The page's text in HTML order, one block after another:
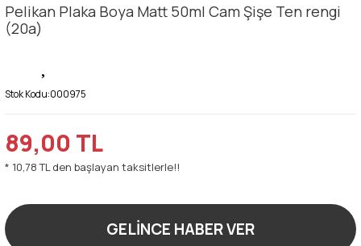
Pelikan Plaka Boya Matt 50ml Cam Şişe Ten rengi
(20a)
Stok Kodu:000975
89,00 TL
* 10,78 TL den başlayan taksitlerle!!
GELİNCE HABER VER